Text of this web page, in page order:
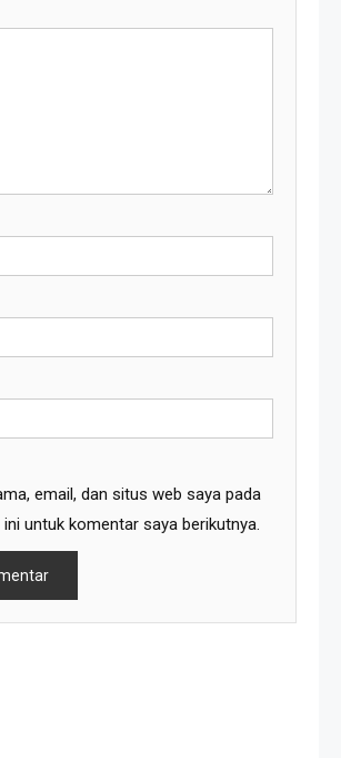
email, dan situs web saya pada
untuk komentar saya berikutnya.